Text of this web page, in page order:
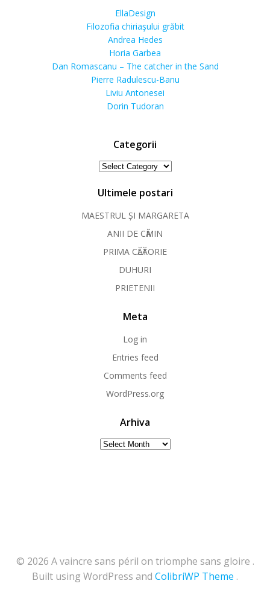
EllaDesign
Filozofia chiriaşului grăbit
Andrea Hedes
Horia Garbea
Dan Romascanu – The catcher in the Sand
Pierre Radulescu-Banu
Liviu Antonesei
Dorin Tudoran
Categorii
Categorii
Ultimele postari
MAESTRUL ȘI MARGARETA
ANII DE CӐMIN
PRIMA CӐLӐTORIE
DUHURI
PRIETENII
Meta
Log in
Entries feed
Comments feed
WordPress.org
Arhiva
Arhiva
© 2026 A vaincre sans péril on triomphe sans gloire .
Built using WordPress and ColibriWP Theme .